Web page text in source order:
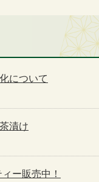
について
漬け
ー販売中！